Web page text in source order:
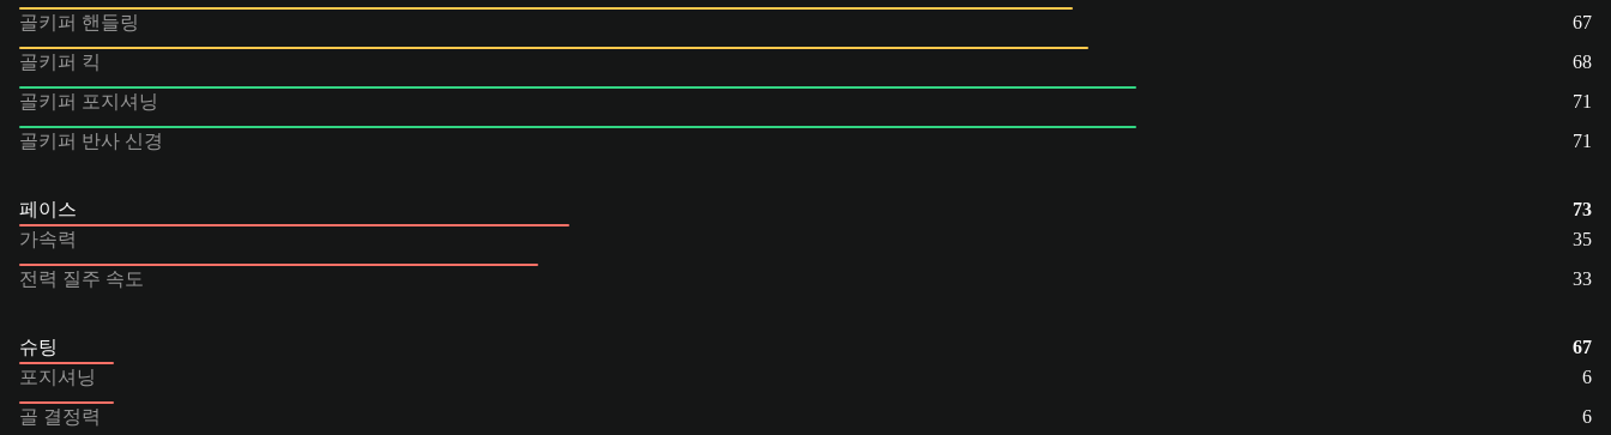
골키퍼 핸들링
67
골키퍼 킥
68
골키퍼 포지셔닝
71
골키퍼 반사 신경
71
페이스
73
가속력
35
전력 질주 속도
33
슈팅
67
포지셔닝
6
골 결정력
6